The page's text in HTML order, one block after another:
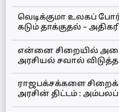
வெடிக்குமா உலகப்
கடும் தாக்குதல் –
என்னை சிறையில்
அரசியல் சவால்
ராஜபக்சக்களை
அரசின் திட்டம் :